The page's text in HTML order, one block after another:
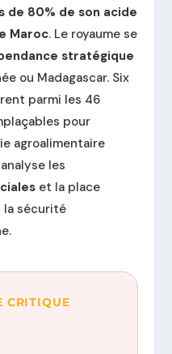
de 80% de son acide
Maroc. Le royaume se
stratégique
ou Madagascar. Six
parmi les 46
pour
agroalimentaire
les
et la place
la sécurité
CRITIQUE